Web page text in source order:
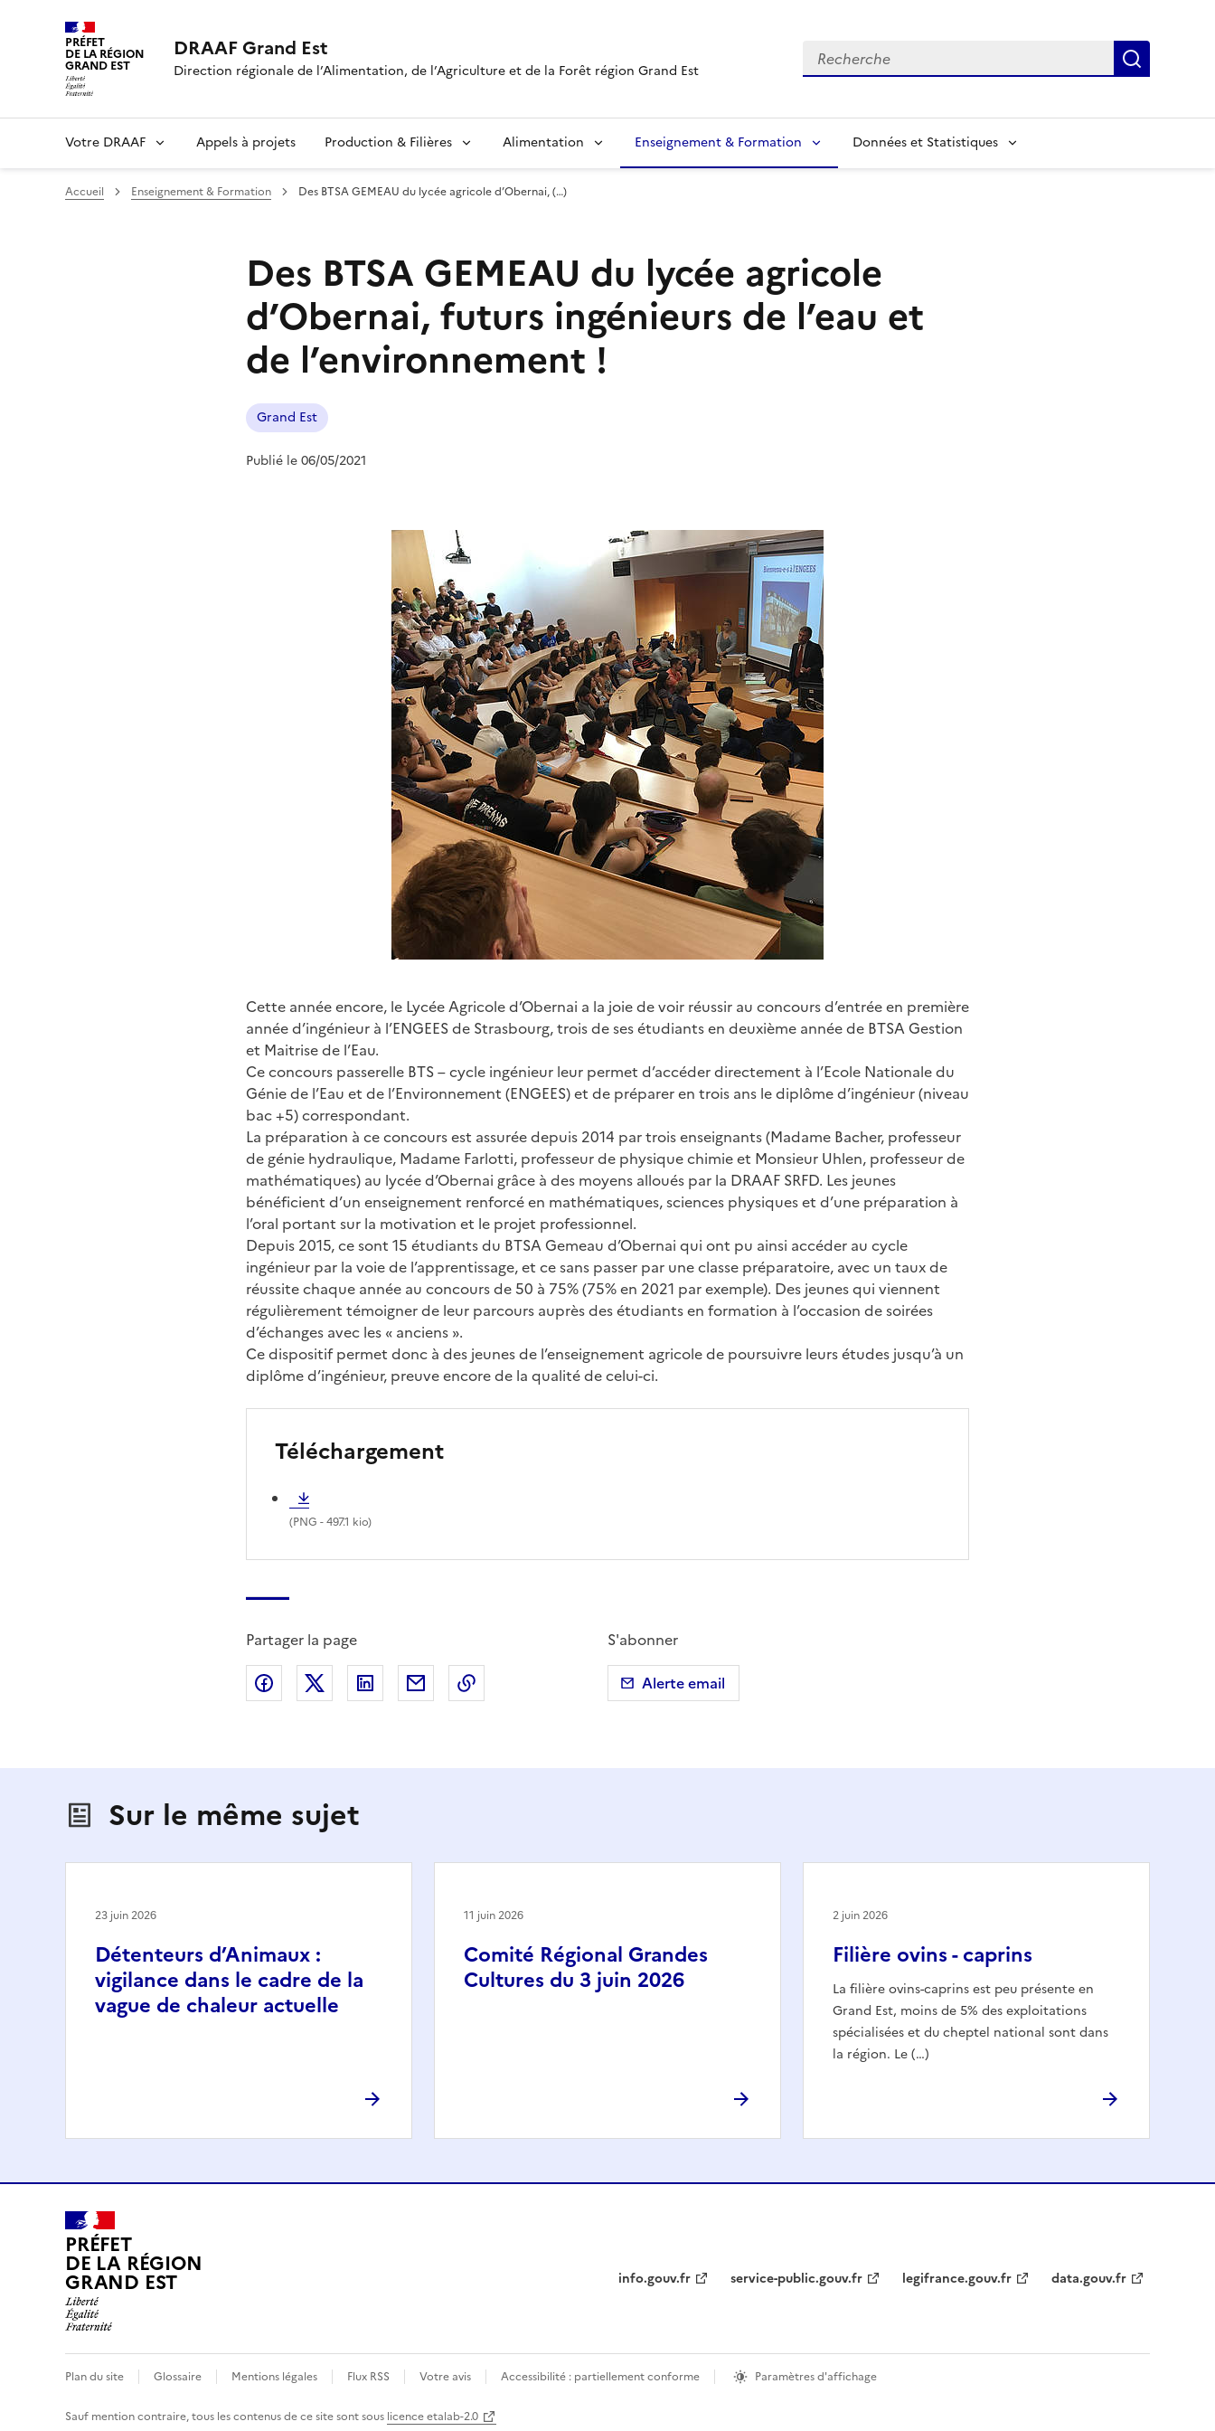
PRÉFET
DE LA RÉGION
GRAND EST
DRAAF Grand Est
Direction régionale de l’Alimentation, de l’Agriculture et de la Forêt région Grand Est
Recherche
Votre DRAAF Appels à projets Production & Filières Alimentation Enseignement & Formation Données et Statistiques
Accueil Enseignement & Formation Des BTSA GEMEAU du lycée agricole d’Obernai, (…)
Des BTSA GEMEAU du lycée agricole
d’Obernai, futurs ingénieurs de l’eau et
de l’environnement !
Grand Est
Publié le 06/05/2021
Cette année encore, le Lycée Agricole d’Obernai a la joie de voir réussir au concours d’entrée en première
année d’ingénieur à l’ENGEES de Strasbourg, trois de ses étudiants en deuxième année de BTSA Gestion
et Maitrise de l’Eau.
Ce concours passerelle BTS – cycle ingénieur leur permet d’accéder directement à l’Ecole Nationale du
Génie de l’Eau et de l’Environnement (ENGEES) et de préparer en trois ans le diplôme d’ingénieur (niveau
bac +5) correspondant.
La préparation à ce concours est assurée depuis 2014 par trois enseignants (Madame Bacher, professeur
de génie hydraulique, Madame Farlotti, professeur de physique chimie et Monsieur Uhlen, professeur de
mathématiques) au lycée d’Obernai grâce à des moyens alloués par la DRAAF SRFD. Les jeunes
bénéficient d’un enseignement renforcé en mathématiques, sciences physiques et d’une préparation à
l’oral portant sur la motivation et le projet professionnel.
Depuis 2015, ce sont 15 étudiants du BTSA Gemeau d’Obernai qui ont pu ainsi accéder au cycle
ingénieur par la voie de l’apprentissage, et ce sans passer par une classe préparatoire, avec un taux de
réussite chaque année au concours de 50 à 75% (75% en 2021 par exemple). Des jeunes qui viennent
régulièrement témoigner de leur parcours auprès des étudiants en formation à l’occasion de soirées
d’échanges avec les « anciens ».
Ce dispositif permet donc à des jeunes de l’enseignement agricole de poursuivre leurs études jusqu’à un
diplôme d’ingénieur, preuve encore de la qualité de celui-ci.
Téléchargement
(PNG - 497.1 kio)
Partager la page
Partager sur Facebook
Partager sur X (anciennement Twitter)
Partager sur LinkedIn
Partager par emailCopier dans le presse-papier
S'abonner
Alerte email
Sur le même sujet
Détenteurs d’Animaux :
vigilance dans le cadre de la
vague de chaleur actuelle
23 juin 2026
Comité Régional Grandes
Cultures du 3 juin 2026
11 juin 2026
Filière ovins - caprins
La filière ovins-caprins est peu présente en
Grand Est, moins de 5% des exploitations
spécialisées et du cheptel national sont dans
la région. Le (…)
2 juin 2026
PRÉFET
DE LA RÉGION
GRAND EST info.gouv.fr service-public.gouv.fr legifrance.gouv.fr data.gouv.fr
Plan du site Glossaire Mentions légales Flux RSS Votre avis Accessibilité : partiellement conforme Paramètres d'affichage
Sauf mention contraire, tous les contenus de ce site sont sous licence etalab-2.0